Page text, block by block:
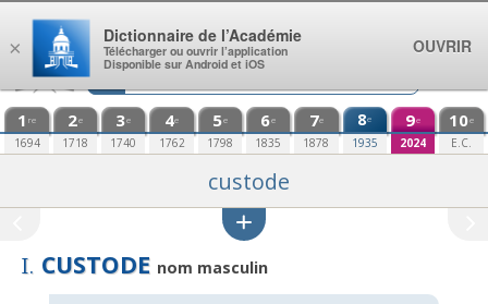
Aller au contenu
1 re
1694
2e
1718
3e
1740
4e
1762
5e
1798
6e
1835
7e
1878
8e
1935
9e
2024
10e
E.C.
custode
I. CUSTODE nom masculin
×
Dictionnaire de l’Académie
Télécharger ou ouvrir l’application
Disponible sur Android et iOS
OUVRIR